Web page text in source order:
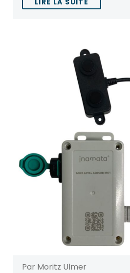
Par Moritz Ulmer